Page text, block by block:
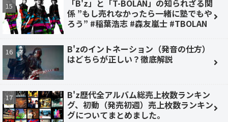
「B'z」と「T-BOLAN」の知られざる関
係 ”もし売れなかったら一緒に塾でもや
ろう” #稲葉浩志 #森友嵐士 #TBOLAN
B'zのイントネーション（発音の仕方）
はどちらが正しい？徹底解説
B'z歴代全アルバム総売上枚数ランキン
グ、初動（発売初週）売上枚数ランキン
グについてまとめました。